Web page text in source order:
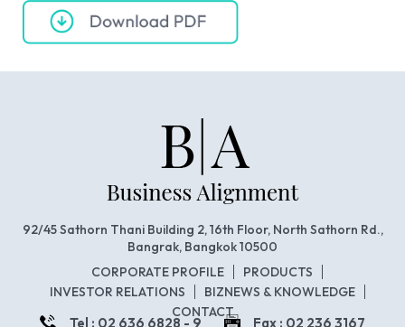
92/45 Sathorn Thani Building 2, 16th Floor, North Sathorn Rd.,
Bangrak, Bangkok 10500
CORPORATE PROFILE
PRODUCTS
INVESTOR RELATIONS
BIZNEWS & KNOWLEDGE
CONTACT
Tel : 02 636 6828 - 9 Fax : 02 236 3167